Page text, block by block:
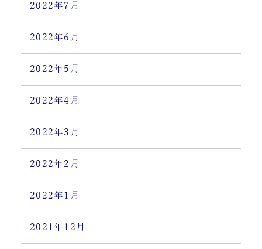
2022年7月
2022年6月
2022年5月
2022年4月
2022年3月
2022年2月
2022年1月
2021年12月